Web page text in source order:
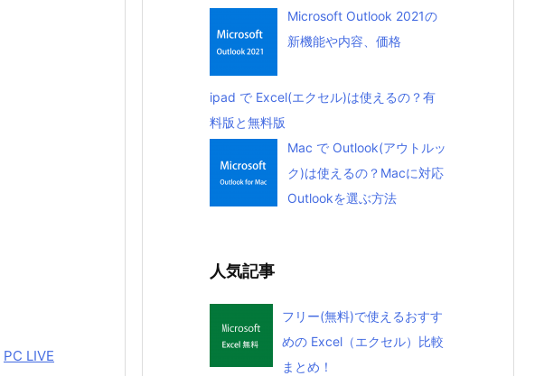
PC LIVE
Microsoft Outlook 2021の
新機能や内容、価格
ipad で Excel(エクセル)は使えるの？有
料版と無料版
Mac で Outlook(アウトルッ
ク)は使えるの？Macに対応
Outlookを選ぶ方法
人気記事
フリー(無料)で使えるおすす
めの Excel（エクセル）比較
まとめ！